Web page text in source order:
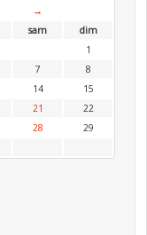
→
sam
dim
1
7
8
14
15
21
22
28
29